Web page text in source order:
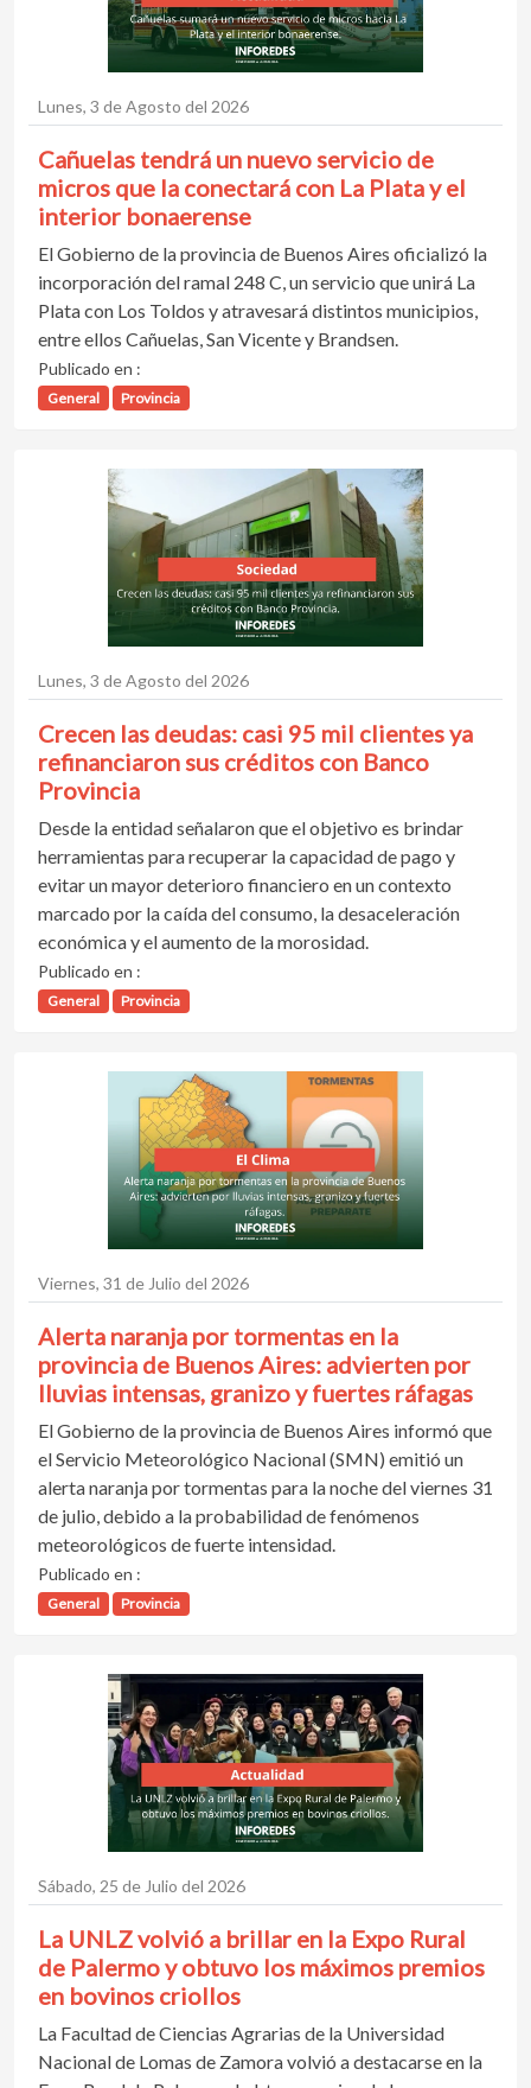
Lunes, 3 de Agosto del 2026
Cañuelas tendrá un nuevo servicio de
micros que la conectará con La Plata y el
interior bonaerense
El Gobierno de la provincia de Buenos Aires oficializó la
incorporación del ramal 248 C, un servicio que unirá La
Plata con Los Toldos y atravesará distintos municipios,
entre ellos Cañuelas, San Vicente y Brandsen.
Publicado en :
General Provincia
Lunes, 3 de Agosto del 2026
Crecen las deudas: casi 95 mil clientes ya
refinanciaron sus créditos con Banco
Provincia
Desde la entidad señalaron que el objetivo es brindar
herramientas para recuperar la capacidad de pago y
evitar un mayor deterioro financiero en un contexto
marcado por la caída del consumo, la desaceleración
económica y el aumento de la morosidad.
Publicado en :
General Provincia
Viernes, 31 de Julio del 2026
Alerta naranja por tormentas en la
provincia de Buenos Aires: advierten por
lluvias intensas, granizo y fuertes ráfagas
El Gobierno de la provincia de Buenos Aires informó que
el Servicio Meteorológico Nacional (SMN) emitió un
alerta naranja por tormentas para la noche del viernes 31
de julio, debido a la probabilidad de fenómenos
meteorológicos de fuerte intensidad.
Publicado en :
General Provincia
Sábado, 25 de Julio del 2026
La UNLZ volvió a brillar en la Expo Rural
de Palermo y obtuvo los máximos premios
en bovinos criollos
La Facultad de Ciencias Agrarias de la Universidad
Nacional de Lomas de Zamora volvió a destacarse en la